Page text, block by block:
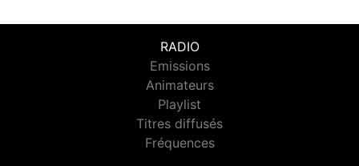
RADIO
Emissions
Animateurs
Playlist
Titres diffusés
Fréquences